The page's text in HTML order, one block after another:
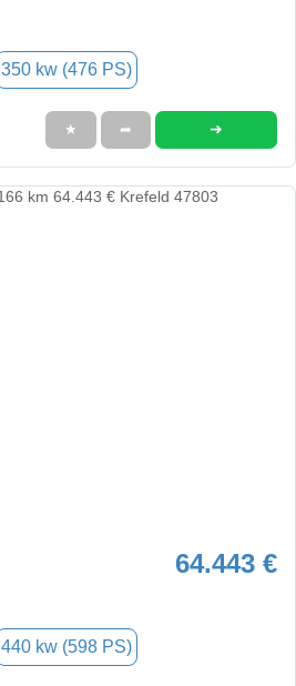
350 kw (476 PS)
★ ➦ ➜
64.443 €
440 kw (598 PS)